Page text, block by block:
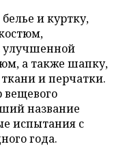
и куртку,
улучшенной
а также шапку,
и перчатки.
название
испытания с
года.